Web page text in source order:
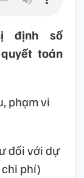
định số
toán
phạm vi
đối với dự
phí)